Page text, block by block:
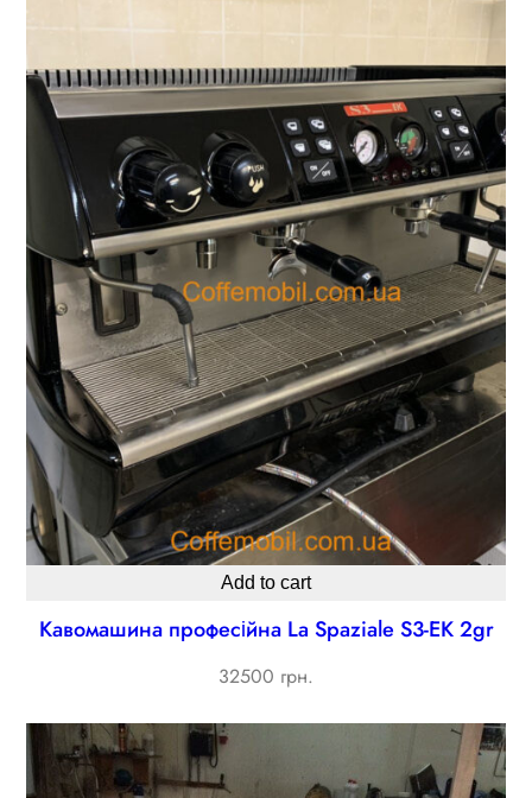
Add to cart
Кавомашина професійна La Spaziale S3-EK 2gr
32500 грн.